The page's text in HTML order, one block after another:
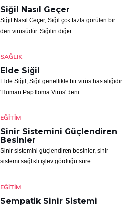
Siğil Nasıl Geçer
Siğil Nasıl Geçer, Siğil çok fazla görülen bir
deri virüsüdür. Siğilin diğer ...
SAĞLIK
Elde Siğil
Elde Siğil, Siğil genellikle bir virüs hastalığıdır.
'Human Papilloma Virüs' deni...
EĞITIM
Sinir Sistemini Güçlendiren
Besinler
Sinir sistemini güçlendiren besinler, sinir
sistemi sağlıklı işlev gördüğü süre...
EĞITIM
Sempatik Sinir Sistemi